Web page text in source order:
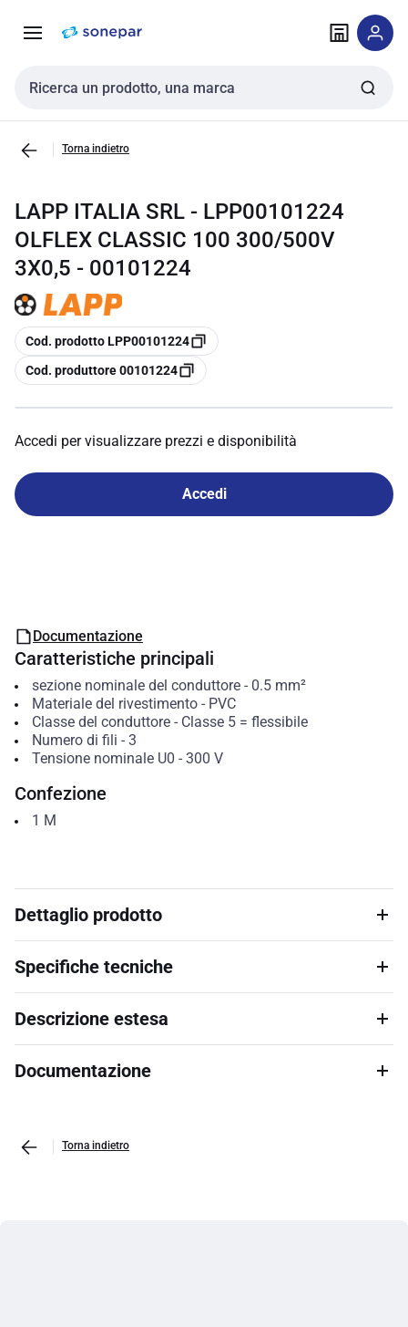
navigazione alla
Cerca input
Torna indietro
LAPP ITALIA SRL - LPP00101224
OLFLEX CLASSIC 100 300/500V
3X0,5 - 00101224
copia
Cod. prodotto LPP00101224
copia
Cod. produttore 00101224
Accedi per visualizzare prezzi e disponibilità
Accedi
Documentazione
Caratteristiche principali
sezione nominale del conduttore- 0.5 mm²
Materiale del rivestimento- PVC
Classe del conduttore- Classe 5 = flessibile
Numero di fili - 3
Tensione nominale U0 - 300 V
Confezione
1 M
Dettaglio prodotto
Specifiche tecniche
Descrizione estesa
Documentazione
Torna indietro